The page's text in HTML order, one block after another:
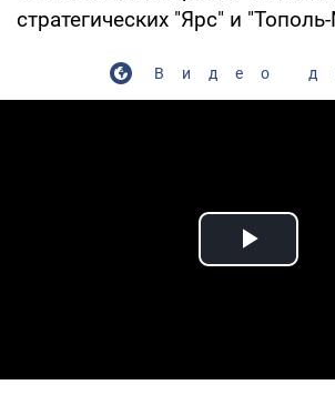
стратегических "Ярс" и
Видео
Play